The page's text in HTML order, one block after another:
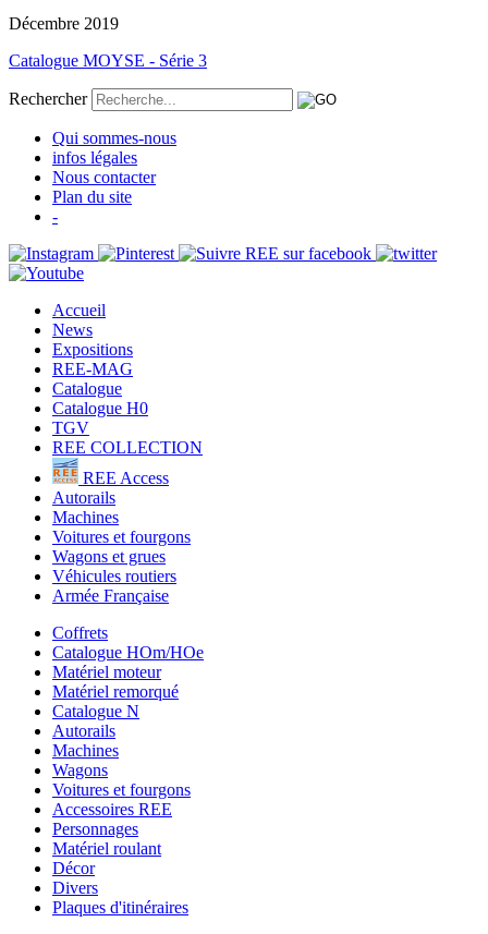
Décembre 2019
Catalogue MOYSE - Série 3
Rechercher
Qui sommes-nous
infos légales
Nous contacter
Plan du site
-
Accueil
News
Expositions
REE-MAG
Catalogue
Catalogue H0
TGV
REE COLLECTION
REE Access
Autorails
Machines
Voitures et fourgons
Wagons et grues
Véhicules routiers
Armée Française
Coffrets
Catalogue HOm/HOe
Matériel moteur
Matériel remorqué
Catalogue N
Autorails
Machines
Wagons
Voitures et fourgons
Accessoires REE
Personnages
Matériel roulant
Décor
Divers
Plaques d'itinéraires